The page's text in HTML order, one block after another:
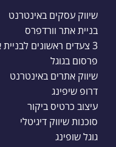
שיווק עסקים באינטרנט
בניית אתר וורדפרס
3 צעדים ראשונים לבניית אתרי תדמית
פרסום בגוגל
שיווק אתרים באינטרנט
דרופ שיפינג
עיצוב כרטיס ביקור
סוכנות שיווק דיגיטלי
גוגל שופינג